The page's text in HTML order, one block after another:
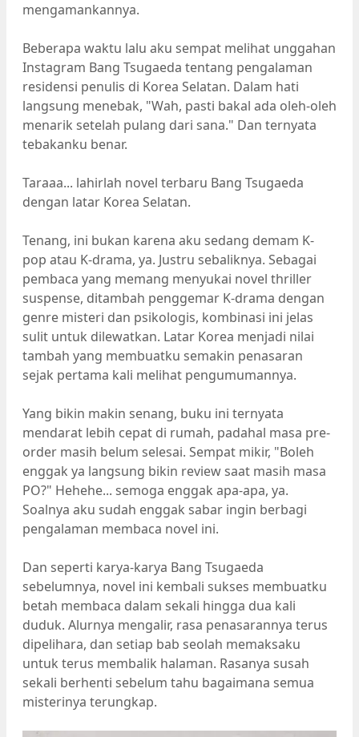
mengamankannya.
Beberapa waktu lalu aku sempat melihat unggahan
Instagram Bang Tsugaeda tentang pengalaman
residensi penulis di Korea Selatan. Dalam hati
langsung menebak, "Wah, pasti bakal ada oleh-oleh
menarik setelah pulang dari sana." Dan ternyata
tebakanku benar.
Taraaa... lahirlah novel terbaru Bang Tsugaeda
dengan latar Korea Selatan.
Tenang, ini bukan karena aku sedang demam K-
pop atau K-drama, ya. Justru sebaliknya. Sebagai
pembaca yang memang menyukai novel thriller
suspense, ditambah penggemar K-drama dengan
genre misteri dan psikologis, kombinasi ini jelas
sulit untuk dilewatkan. Latar Korea menjadi nilai
tambah yang membuatku semakin penasaran
sejak pertama kali melihat pengumumannya.
Yang bikin makin senang, buku ini ternyata
mendarat lebih cepat di rumah, padahal masa pre-
order masih belum selesai. Sempat mikir, "Boleh
enggak ya langsung bikin review saat masih masa
PO?" Hehehe... semoga enggak apa-apa, ya.
Soalnya aku sudah enggak sabar ingin berbagi
pengalaman membaca novel ini.
Dan seperti karya-karya Bang Tsugaeda
sebelumnya, novel ini kembali sukses membuatku
betah membaca dalam sekali hingga dua kali
duduk. Alurnya mengalir, rasa penasarannya terus
dipelihara, dan setiap bab seolah memaksaku
untuk terus membalik halaman. Rasanya susah
sekali berhenti sebelum tahu bagaimana semua
misterinya terungkap.